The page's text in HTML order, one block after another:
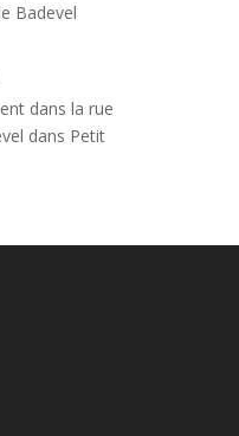
Badevel
dans la rue
dans Petit